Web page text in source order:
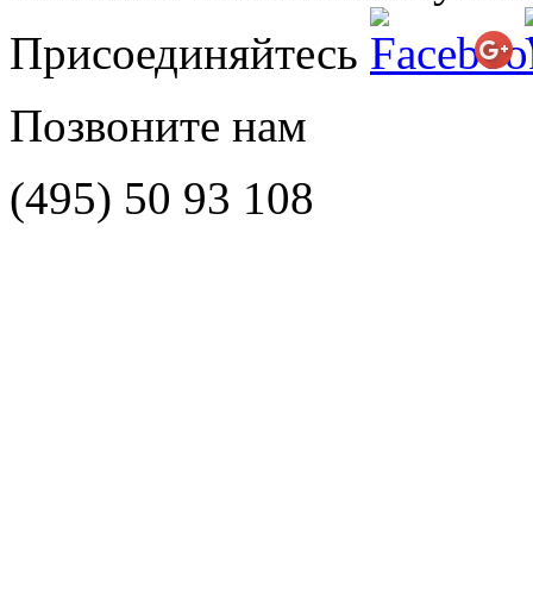
Присоединяйтесь
Позвоните нам
(495) 50 93 108